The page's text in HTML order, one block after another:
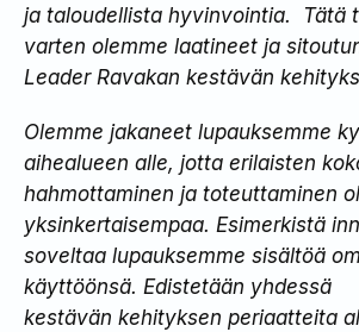
ja taloudellista hyvinvointia. ​ Tätä
varten olemme laatineet ja
Leader Ravakan kestävän
Olemme jakaneet lupauksemme
aihealueen alle, jotta erilaisten
hahmottaminen ja toteuttaminen
yksinkertaisempaa. Esimerkistä
soveltaa lupauksemme sisältöä
käyttöönsä. Edistetään yhdessä
kestävän kehityksen periaatteita